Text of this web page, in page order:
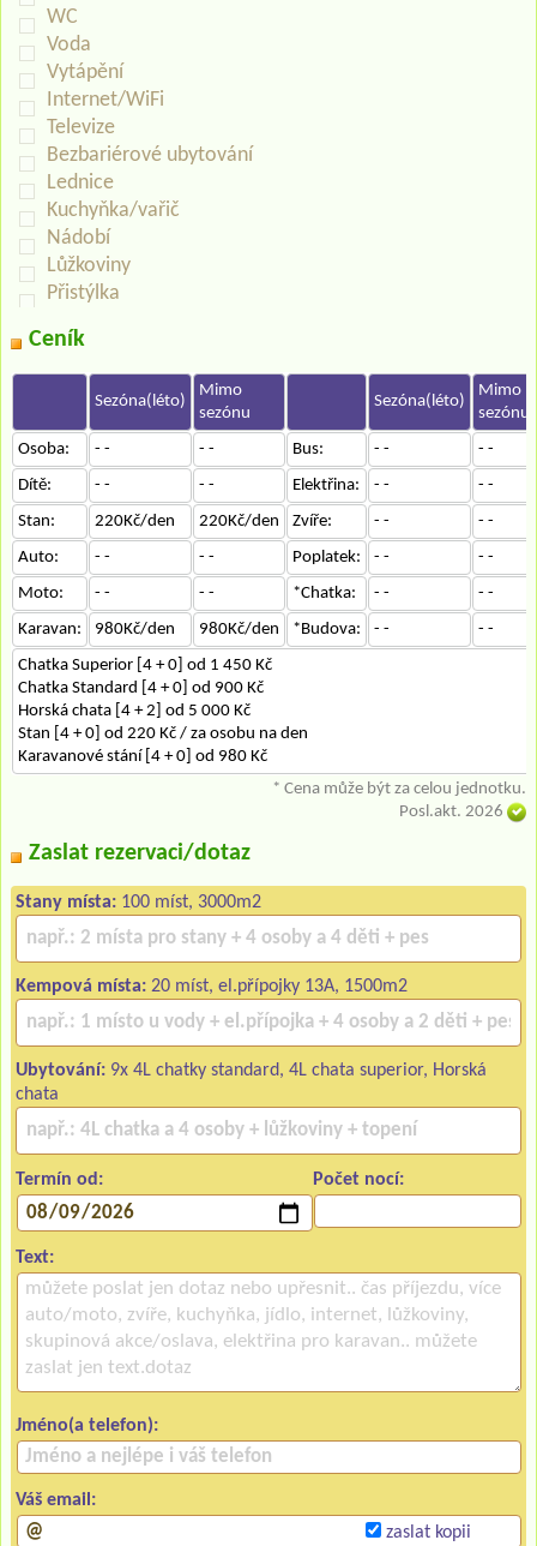
WC
Voda
Vytápění
Internet/WiFi
Televize
Bezbariérové ubytování
Lednice
Kuchyňka/vařič
Nádobí
Lůžkoviny
Přistýlka
Ceník
Sezóna(léto)
Mimo
sezónu
Sezóna(léto)
Mimo
sezónu
Osoba:
- - - - Bus: - -
- -
Dítě:
- - - - Elektřina: - -
- -
Stan:
220Kč/den 220Kč/den Zvíře: - -
- -
Auto:
- - - - Poplatek: - -
- -
Moto:
- - - - *Chatka: - -
- -
Karavan:
980Kč/den 980Kč/den *Budova: - -
- -
Chatka Superior [4 + 0] od 1 450 Kč
Chatka Standard [4 + 0] od 900 Kč
Horská chata [4 + 2] od 5 000 Kč
Stan [4 + 0] od 220 Kč / za osobu na den
Karavanové stání [4 + 0] od 980 Kč
* Cena může být za celou jednotku.
Posl.akt. 2026
Zaslat rezervaci/dotaz
Stany místa: 100 míst, 3000m2
Kempová místa: 20 míst, el.přípojky 13A, 1500m2
Ubytování: 9x 4L chatky standard, 4L chata superior, Horská
chata
Termín od: Počet nocí:
Text:
Jméno(a telefon):
Váš email:
zaslat kopii